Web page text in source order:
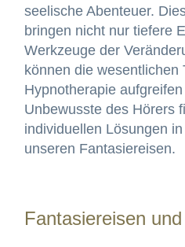
seelische Abenteuer.
bringen nicht nur tiefere
Werkzeuge der
können die wesentlichen
Hypnotherapie
Unbewusste des Hörers
individuellen Lösungen
unseren Fantasiereisen.
Fantasiereisen